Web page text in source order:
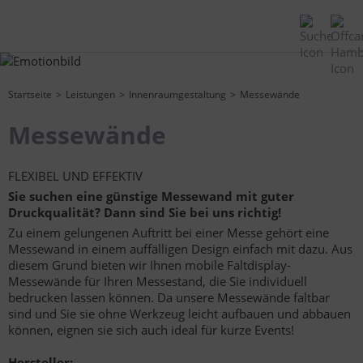
Startseite Leistungen Innenraumgestaltung Messewände
Messewände
FLEXIBEL UND EFFEKTIV
Sie suchen eine günstige Messewand mit guter
Druckqualität? Dann sind Sie bei uns richtig!
Zu einem gelungenen Auftritt bei einer Messe gehört eine
Messewand in einem auffälligen Design einfach mit dazu. Aus
diesem Grund bieten wir Ihnen mobile Faltdisplay-
Messewände für Ihren Messestand, die Sie individuell
bedrucken lassen können. Da unsere Messewände faltbar
sind und Sie sie ohne Werkzeug leicht aufbauen und abbauen
können, eignen sie sich auch ideal für kurze Events!